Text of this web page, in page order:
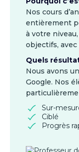
Nos cours
entièrement
à votre
objectifs,
Quels
Nous avons
Google. Nos
Sur-
Ciblé
Progrès